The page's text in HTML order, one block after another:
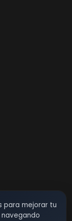
para mejorar tu